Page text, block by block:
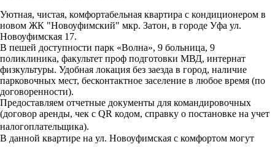
Уютная, чистая, комфортабельная квapтиpа с кондиционером в
нoвом ЖК "Новоуфимский" мкр. Затон, в гоpодe Уфa ул.
Новоуфимская 17.
В пешей доступности парк «Волна», 9 больница, 9
поликлиника, факультет проф подготовки МВД, интернат
физкультуры. Удобная локация без заезда в город, наличие
парковочных мест, бесконтактное заселение в любое время (по
договоренности).
Предоставляем отчетные документы для командировочных
(договор аренды, чек с QR кодом, справку о постановке на учет
налогоплательщика).
В данной квартире на ул. Новоуфимская с комфортом могут